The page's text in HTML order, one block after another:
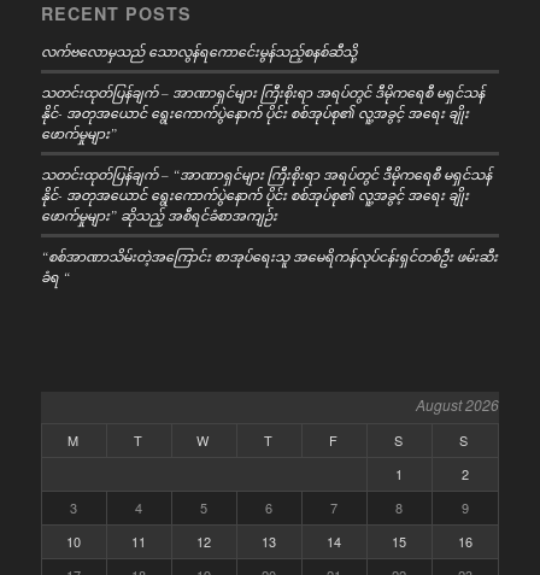
RECENT POSTS
လက်ဗလောမှသည် သောလွန်ရကောင်ေးမွန်သည့်စနစ်ဆီသို့
သတင်းထုတ်ပြန်ချက် – အာဏာရှင်များ ကြီးစိုးရာ အရပ်တွင် ဒီမိုကရေစီ မရှင်သန်
နိုင်- အတုအယောင် ရွေးကောက်ပွဲနောက် ပိုင်း စစ်အုပ်စု၏ လူ့အခွင့် အရေး ချိုး
ဖောက်မှုများ”
သတင်းထုတ်ပြန်ချက် – “အာဏာရှင်များ ကြီးစိုးရာ အရပ်တွင် ဒီမိုကရေစီ မရှင်သန်
နိုင်- အတုအယောင် ရွေးကောက်ပွဲနောက် ပိုင်း စစ်အုပ်စု၏ လူ့အခွင့် အရေး ချိုး
ဖောက်မှုများ” ဆိုသည့် အစီရင်ခံစာအကျဉ်း
“စစ်အာဏာသိမ်းတဲ့အကြောင်း စာအုပ်ရေးသူ အမေရိကန်လုပ်ငန်းရှင်တစ်ဦး ဖမ်းဆီး
ခံရ “
August 2026
M T W T F S
S
1
2
3
4 5 6 7 8
9
10
11 12 13 14 15
16